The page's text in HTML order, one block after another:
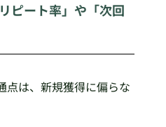
ピート率」や「次回
点は、新規獲得に偏らな